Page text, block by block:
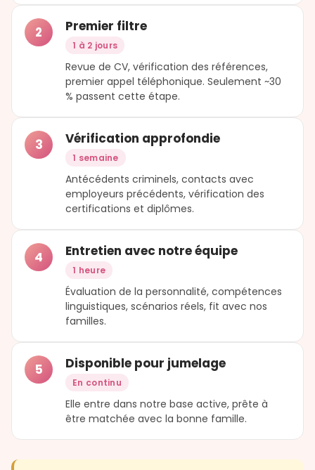
2 Premier filtre
1 à 2 jours
Revue de CV, vérification des références,
premier appel téléphonique. Seulement ~30
% passent cette étape.
3 Vérification approfondie
1 semaine
Antécédents criminels, contacts avec
employeurs précédents, vérification des
certifications et diplômes.
4 Entretien avec notre équipe
1 heure
Évaluation de la personnalité, compétences
linguistiques, scénarios réels, fit avec nos
familles.
5 Disponible pour jumelage
En continu
Elle entre dans notre base active, prête à
être matchée avec la bonne famille.